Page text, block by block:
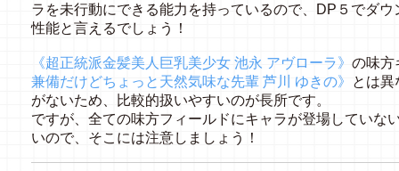
ラを未行動にできる能力を持っているので、DP５でダ
性能と言えるでしょう！
《超正統派金髪美人巨乳美少女 池永 アヴローラ》 の味方
兼備だけどちょっと天然気味な先輩 芦川 ゆきの》
とは
がないため、比較的扱いやすいのが長所です。
ですが、全ての味方フィールドにキャラが登場していな
いので、そこには注意しましょう！